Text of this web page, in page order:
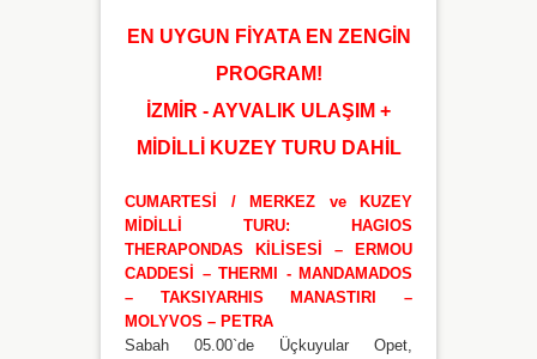
EN UYGUN FİYATA EN ZENGİN
PROGRAM!
İZMİR - AYVALIK ULAŞIM +
MİDİLLİ KUZEY TURU DAHİL
CUMARTESİ / MERKEZ ve KUZEY
MİDİLLİ TURU: HAGIOS
THERAPONDAS KİLİSESİ – ERMOU
CADDESİ – THERMI - MANDAMADOS
– TAKSIYARHIS MANASTIRI –
MOLYVOS – PETRA
Sabah 05.00`de Üçkuyular Opet,